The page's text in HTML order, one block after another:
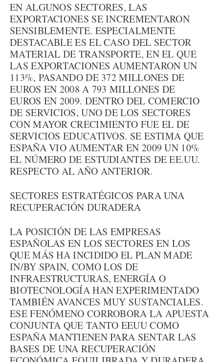
EN ALGUNOS SECTORES, LAS
EXPORTACIONES SE INCREMENTARON
SENSIBLEMENTE. ESPECIALMENTE
DESTACABLE ES EL CASO DEL SECTOR
MATERIAL DE TRANSPORTE, EN EL QUE
LAS EXPORTACIONES AUMENTARON UN
113%, PASANDO DE 372 MILLONES DE
EUROS EN 2008 A 793 MILLONES DE
EUROS EN 2009. DENTRO DEL COMERCIO
DE SERVICIOS, UNO DE LOS SECTORES
CON MAYOR CRECIMIENTO FUE EL DE
SERVICIOS EDUCATIVOS. SE ESTIMA QUE
ESPAÑA VIO AUMENTAR EN 2009 UN 10%
EL NÚMERO DE ESTUDIANTES DE EE.UU.
RESPECTO AL AÑO ANTERIOR.
SECTORES ESTRATÉGICOS PARA UNA
RECUPERACIÓN DURADERA
LA POSICIÓN DE LAS EMPRESAS
ESPAÑOLAS EN LOS SECTORES EN LOS
QUE MÁS HA INCIDIDO EL PLAN MADE
IN/BY SPAIN, COMO LOS DE
INFRAESTRUCTURAS, ENERGÍA O
BIOTECNOLOGÍA HAN EXPERIMENTADO
TAMBIÉN AVANCES MUY SUSTANCIALES.
ESE FENÓMENO CORROBORA LA APUESTA
CONJUNTA QUE TANTO EEUU COMO
ESPAÑA MANTIENEN PARA SENTAR LAS
BASES DE UNA RECUPERACIÓN